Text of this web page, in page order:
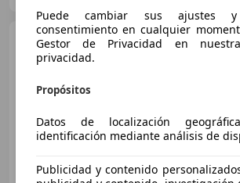
Citroen C4
Puede cambiar sus ajustes
consentimiento en cualquier
Gestor de Privacidad en
privacidad.
Propósitos
Datos de localización
identificación mediante análisis de
Publicidad y contenido